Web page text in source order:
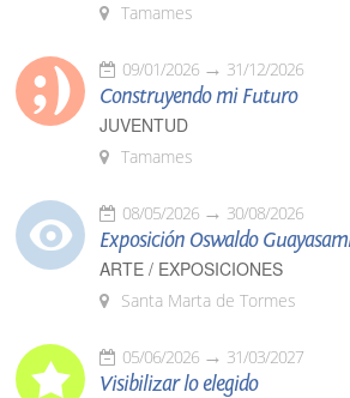
Tamames
09/01/2026 31/12/2026
Construyendo mi Futuro
JUVENTUD
Tamames
08/05/2026 30/08/2026
Exposición Oswaldo
ARTE / EXPOSICIONES
Santa Marta de Tormes
05/06/2026 31/03/2027
Visibilizar lo elegido